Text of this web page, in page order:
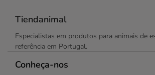
Tiendanimal
Especialistas em produtos para animais de
referência em Portugal.
Conheça-nos